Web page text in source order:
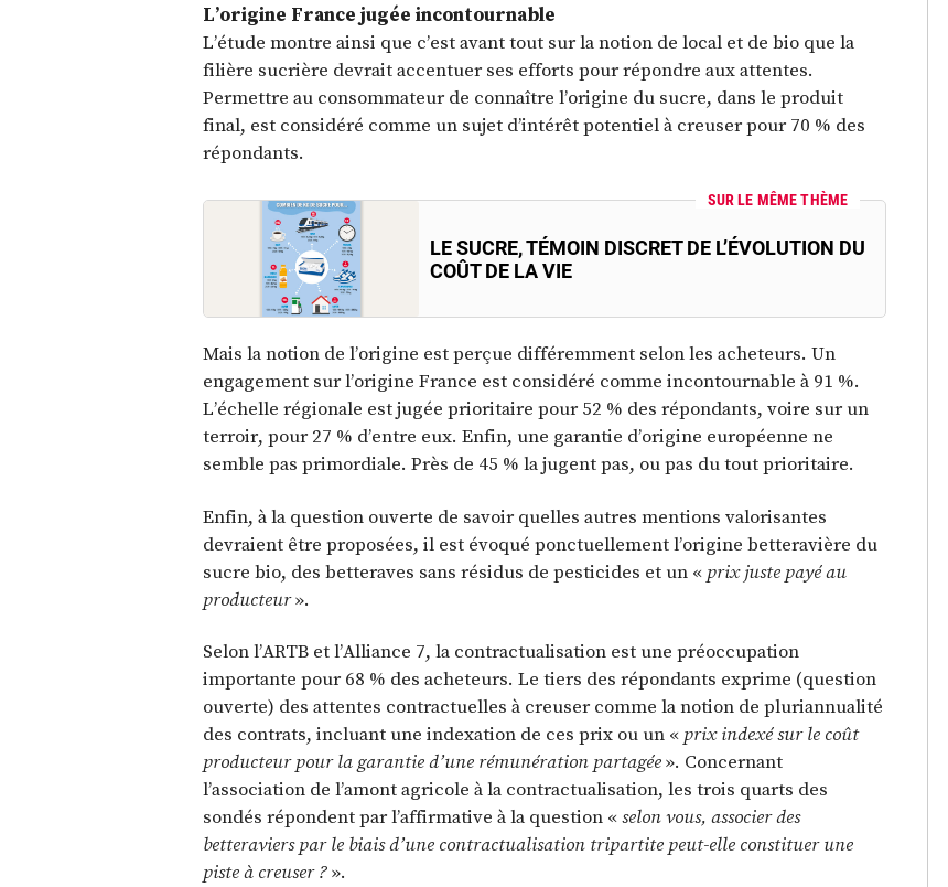
L’origine France jugée incontournable
L’étude montre ainsi que c’est avant tout sur la notion de local et de bio que la
filière sucrière devrait accentuer ses efforts pour répondre aux attentes.
Permettre au consommateur de connaître l’origine du sucre, dans le produit
final, est considéré comme un sujet d’intérêt potentiel à creuser pour 70 % des
répondants.
SUR LE MÊME THÈME
LE SUCRE, TÉMOIN DISCRET DE L’ÉVOLUTION DU
COÛT DE LA VIE
Mais la notion de l’origine est perçue différemment selon les acheteurs. Un
engagement sur l’origine France est considéré comme incontournable à 91 %.
L’échelle régionale est jugée prioritaire pour 52 % des répondants, voire sur un
terroir, pour 27 % d’entre eux. Enfin, une garantie d’origine européenne ne
semble pas primordiale. Près de 45 % la jugent pas, ou pas du tout prioritaire.
Enfin, à la question ouverte de savoir quelles autres mentions valorisantes
devraient être proposées, il est évoqué ponctuellement l’origine betteravière du
sucre bio, des betteraves sans résidus de pesticides et un « prix juste payé au
producteur».
Selon l’ARTB et l’Alliance 7, la contractualisation est une préoccupation
importante pour 68 % des acheteurs. Le tiers des répondants exprime (question
ouverte) des attentes contractuelles à creuser comme la notion de pluriannualité
des contrats, incluant une indexation de ces prix ou un « prix indexé sur le coût
producteur pour la garantie d’une rémunération partagée». Concernant
l’association de l’amont agricole à la contractualisation, les trois quarts des
sondés répondent par l’affirmative à la question «selon vous, associer des
betteraviers par le biais d’une contractualisation tripartite peut-elle constituer une
piste à creuser ?».